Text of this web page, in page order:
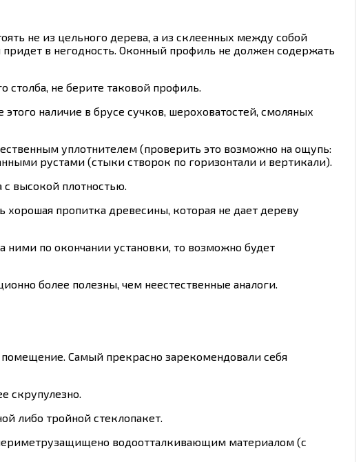
не из цельного дерева, а из склеенных между собой
в негодность. Оконный профиль не должен содержать
столба, не берите таковой профиль.
наличие в брусе сучков, шероховатостей, смоляных
уплотнителем (проверить это возможно на ощупь:
рустами (стыки створок по горизонтали и вертикали).
высокой плотностью.
хорошая пропитка древесины, которая не дает дереву
по окончании установки, то возможно будет
более полезны, чем неестественные аналоги.
помещение. Самый прекрасно зарекомендовали себя
скрупулезно.
либо тройной стеклопакет.
водоотталкивающим материалом (с